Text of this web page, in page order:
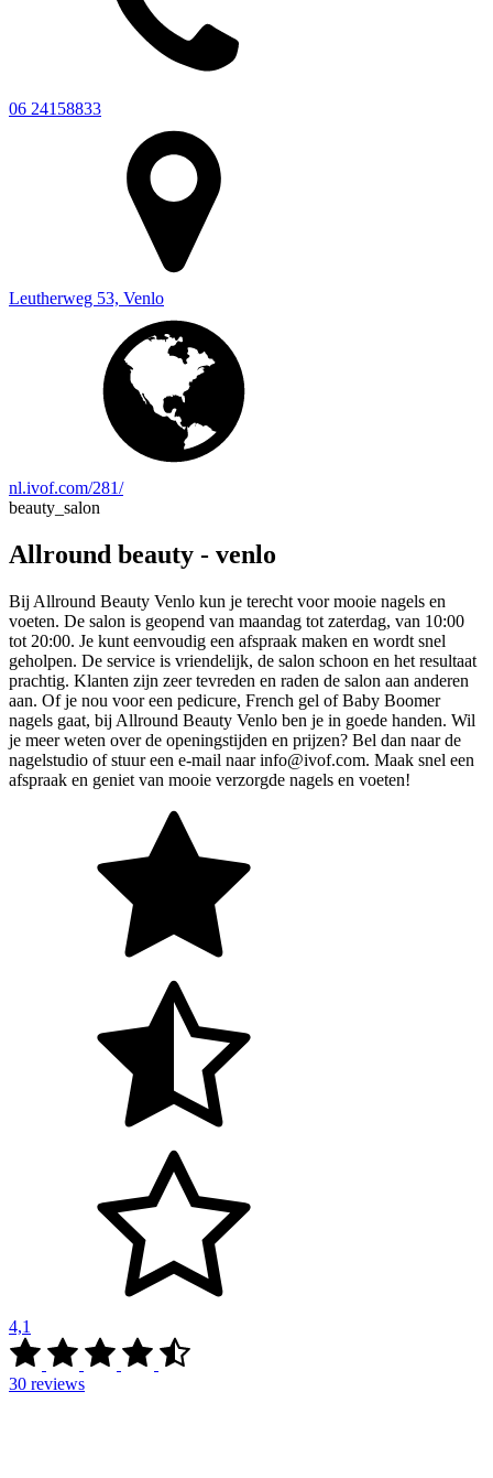
06 24158833
Leutherweg 53, Venlo
nl.ivof.com/281/
beauty_salon
Allround beauty - venlo
Bij Allround Beauty Venlo kun je terecht voor mooie nagels en
voeten. De salon is geopend van maandag tot zaterdag, van 10:00
tot 20:00. Je kunt eenvoudig een afspraak maken en wordt snel
geholpen. De service is vriendelijk, de salon schoon en het resultaat
prachtig. Klanten zijn zeer tevreden en raden de salon aan anderen
aan. Of je nou voor een pedicure, French gel of Baby Boomer
nagels gaat, bij Allround Beauty Venlo ben je in goede handen. Wil
je meer weten over de openingstijden en prijzen? Bel dan naar de
nagelstudio of stuur een e-mail naar info@ivof.com. Maak snel een
afspraak en geniet van mooie verzorgde nagels en voeten!
4,1
30 reviews